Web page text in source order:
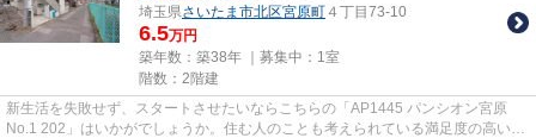
埼玉県さいたま市北区宮原町 ４丁目73-10
6.5万円
築年数：築38年 ｜募集中： 1室
階数：2階建
新生活を失敗せず、スタートさせたいならこちらの「AP1445 パンシオン宮原
No.1 202」はいかがでしょうか。住む人のことも考えられている満足度の高いア